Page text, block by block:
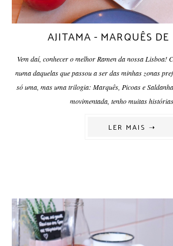
AJITAMA - MARQUÊS
Vem daí, conhecer o melhor Ramen da nossa Lisboa!
numa daquelas que passou a ser das minhas zonas
só uma, mas uma trilogia: Marquês, Picoas e
movimentada, tenho muitas
LER MAIS ➝